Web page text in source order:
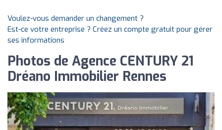
Voulez-vous demander un changement ?
Est-ce votre entreprise ? Créez un compte gratuit pour gérer
ses informations
Photos de Agence CENTURY 21
Dréano Immobilier Rennes